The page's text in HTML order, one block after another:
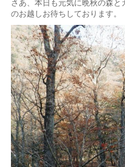
さあ、本日も元気に晩秋の森
のお越しお待ちしております。